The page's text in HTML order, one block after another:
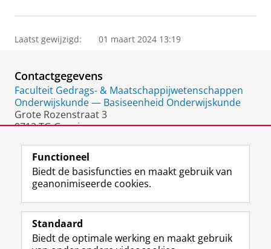
I
e
r
P
o
r
t
a
Laatst gewijzigd: 01 maart 2024 13:19
Contactgegevens
Faculteit Gedrags- & Maatschappijwetenschappen
Onderwijskunde — Basiseenheid Onderwijskunde
Grote Rozenstraat 3
9712 TG Groningen
Volg de RUG
F
a
e
L
i
k
R
S
-
I
n
t
Y
o
T
Studiekiezers
Functioneel
Biedt de basisfuncties en maakt gebruik van
geanonimiseerde cookies.
Standaard
Biedt de optimale werking en maakt gebruik